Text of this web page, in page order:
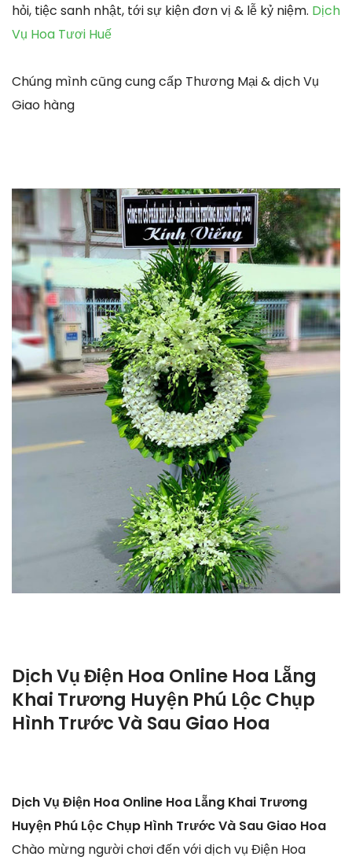
hỏi, tiệc sanh nhật, tới sự kiện đơn vị & lễ kỷ niệm. Dịch
Vụ Hoa Tươi Huế
Chúng mình cũng cung cấp Thương Mại & dịch Vụ
Giao hàng
Dịch Vụ Điện Hoa Online Hoa Lẵng
Khai Trương Huyện Phú Lộc Chụp
Hình Trước Và Sau Giao Hoa
Dịch Vụ Điện Hoa Online Hoa Lẵng Khai Trương
Huyện Phú Lộc Chụp Hình Trước Và Sau Giao Hoa
Chào mừng người chơi đến với dịch vụ Điện Hoa